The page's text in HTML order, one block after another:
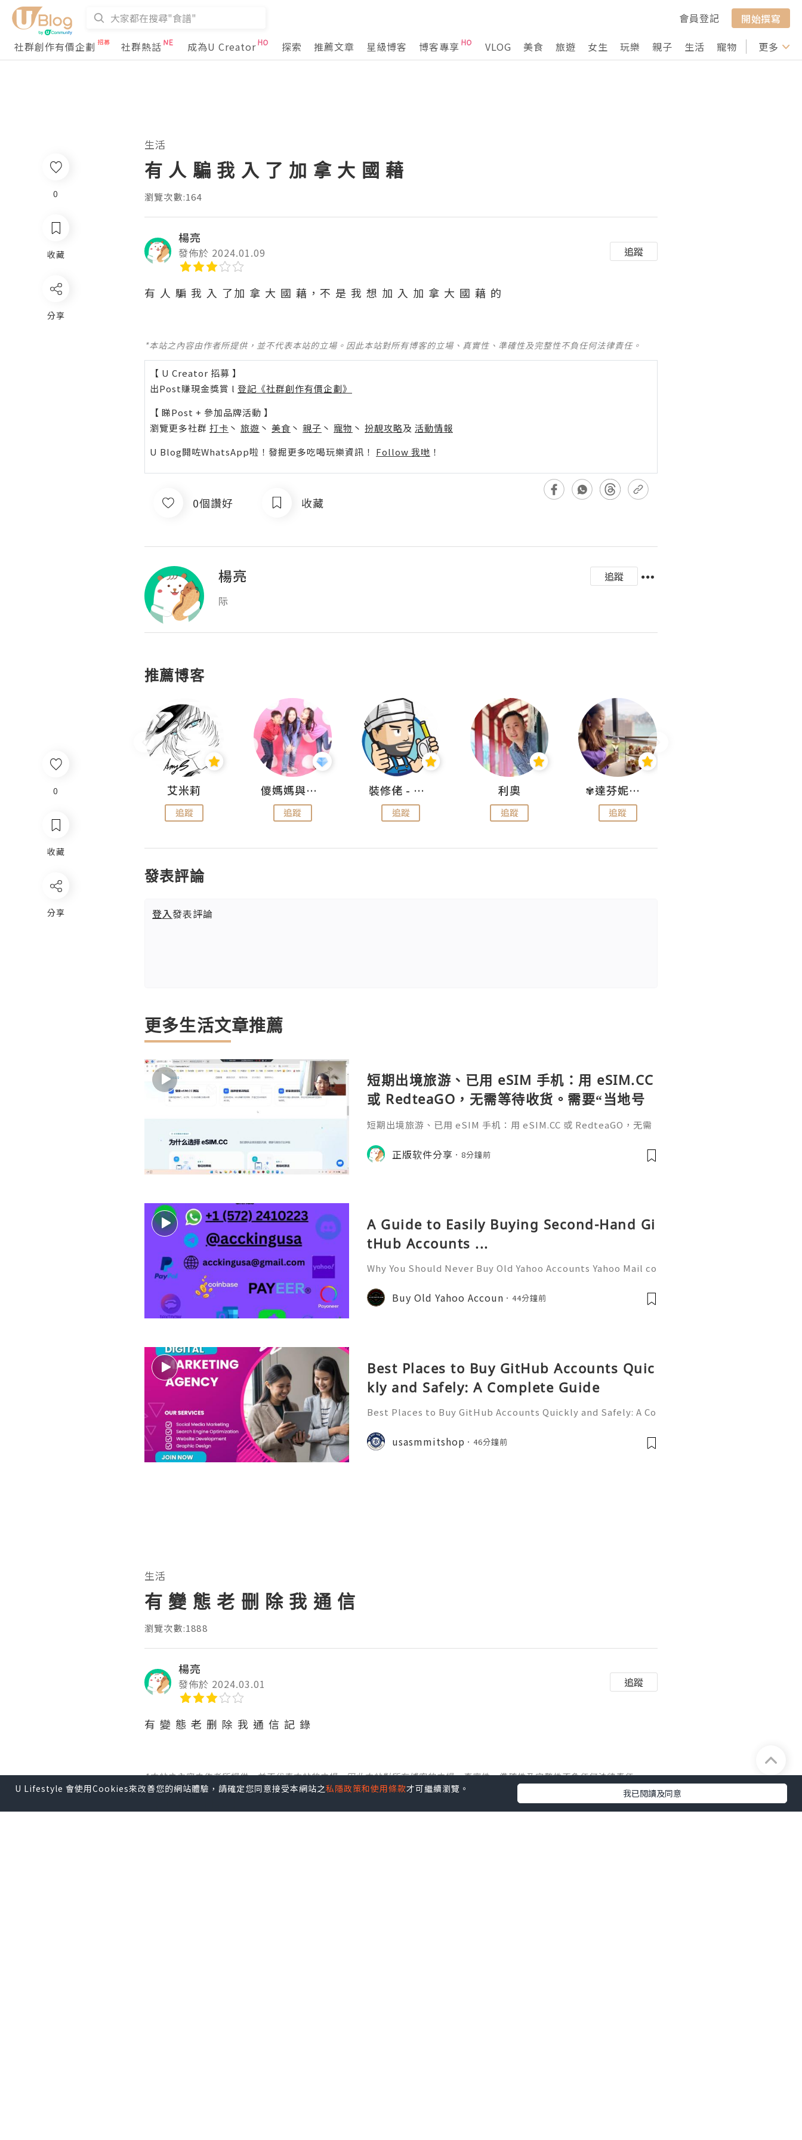
會員登記
開始撰寫
社群創作有價企劃
社群熱話 成為U Creator 探索 推薦文章 星級博客 博客專享 VLOG 美食 旅遊 女生 玩樂 親子 生活 寵物 行山 打卡
更多
0
收藏
分享
生活
有 人 騙 我 入 了 加 拿 大 國 藉
瀏覽次數:164
楊亮
發佈於 2024.01.09 追蹤
有 人 騙 我 入 了加 拿 大 國 藉，不 是 我 想 加 入 加 拿 大 國 藉 的
*本站之內容由作者所提供，並不代表本站的立場。因此本站對所有博客的立場、真實性、準確性及完整性不負任何法律責任。
【 U Creator 招募 】
出Post賺現金獎賞 l 登記《社群創作有價企劃》
【 睇Post + 參加品牌活動 】
瀏覽更多社群 打卡 丶 旅遊 丶 美食 丶 親子 丶 寵物 丶 扮靚攻略及 活動情報
U Blog開咗WhatsApp啦！發掘更多吃喝玩樂資訊！ Follow 我哋 ！
0個讚好 收藏
楊亮
追蹤
际
推薦博客
艾米莉
追蹤
儍媽媽與兩隻小魔怪之家
追蹤
裝修佬 - 香港一站式網上裝修平台
追蹤
利奧
追蹤
✾達芬妮•愛孩子•愛生活✾
追蹤
發表評論
登入發表評論
更多生活文章推薦
短期出境旅游、已用 eSIM 手机：用 eSIM.CC
或 RedteaGO，无需等待收货。需要“当地号
码 + 通话短信”（如打车、外卖、客户联
餐）。长
短期出境旅游、已用 eSIM 手机：用 eSIM.CC 或 RedteaGO，无需
络）：优先 RedteaGO（明确提供通话短信套餐）。长期多国移动办
公数字游民，或手机不支持 eSIM：用 Xesim，一次收货长期使用，
正版软件分享 8分鐘前
A Guide to Easily Buying Second-Hand Gi
tHub Accounts ...
Why You Should Never Buy Old Yahoo Accounts Yahoo Mail co
onal communication, business correspondence, and online a
ccount recovery. Because of
Buy Old Yahoo Accoun 44分鐘前
Best Places to Buy GitHub Accounts Quic
kly and Safely: A Complete Guide
Best Places to Buy GitHub Accounts Quickly and Safely: A Co
t platforms for software developers, programmers, startup
s, open-source communities, s
usasmmitshop 46分鐘前
0
收藏
分享
生活
有 變 態 老 删 除 我 通 信
瀏覽次數:1888
楊亮
發佈於 2024.03.01 追蹤
有 變 態 老 删 除 我 通 信 記 錄
*本站之內容由作者所提供，並不代表本站的立場。因此本站對所有博客的立場、真實性、準確性及完整性不負任何法律責任。
U Lifestyle 會使用Cookies來改善您的網站體驗，請確定您同意接受本網站之私隱政策和使用條款才可繼續瀏覽。 我已閱讀及同意